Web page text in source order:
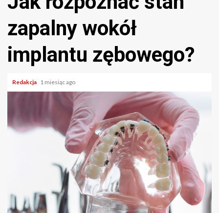
zapalny wokół
implantu zębowego?
Redakcja 1 miesiąc ago